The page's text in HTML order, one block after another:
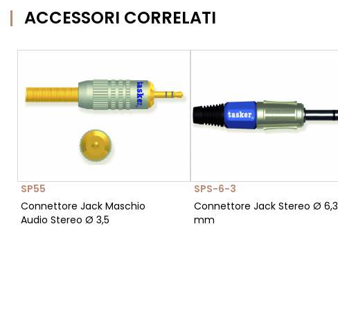
ACCESSORI CORRELATI
SP55
Connettore Jack Maschio
Audio Stereo Ø 3,5
SPS-6-3
Connettore Jack Stereo Ø 6,3
mm